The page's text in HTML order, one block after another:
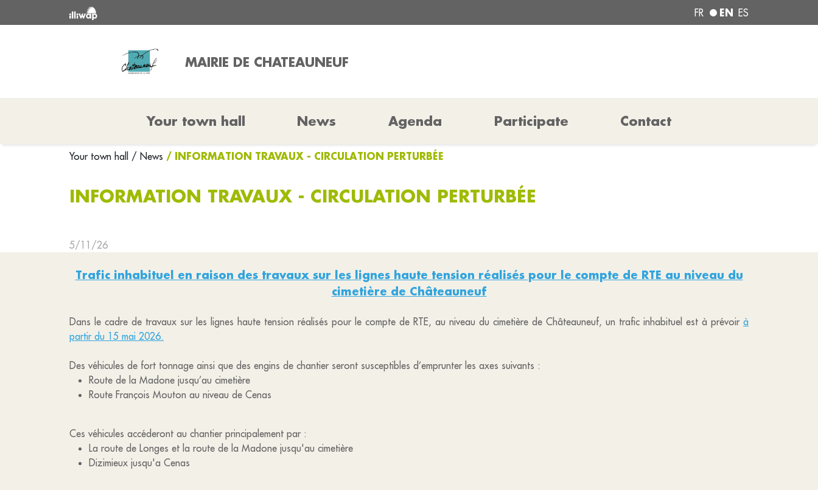
FR EN ES
MAIRIE DE CHATEAUNEUF
Your town hall News Agenda Participate Contact
Your town hall / News / INFORMATION TRAVAUX - CIRCULATION PERTURBÉE
INFORMATION TRAVAUX - CIRCULATION PERTURBÉE
5/11/26
Trafic inhabituel en raison des travaux sur les lignes haute tension réalisés pour le compte de RTE au niveau du
cimetière de Châteauneuf
Dans le cadre de travaux sur les lignes haute tension réalisés pour le compte de RTE, au niveau du cimetière de Châteauneuf, un trafic inhabituel est à prévoir à
partir du 15 mai 2026.
Des véhicules de fort tonnage ainsi que des engins de chantier seront susceptibles d’emprunter les axes suivants :
Route de la Madone jusqu’au cimetière
Route François Mouton au niveau de Cenas
Ces véhicules accéderont au chantier principalement par :
La route de Longes et la route de la Madone jusqu'au cimetière
Dizimieux jusqu'a Cenas